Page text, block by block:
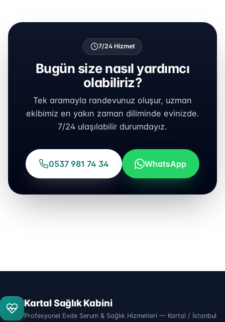
7/24 Hizmet
Bugün size nasıl yardımcı
olabiliriz?
Tek aramayla randevunuz oluşur, uzman
ekibimiz en yakın zaman diliminde evinizde.
7/24 ulaşılabilir durumdayız.
0537 981 74 34 WhatsApp
Kartal Sağlık Kabini
Profesyonel Evde Serum & Sağlık Hizmetleri — Kartal / İstanbul